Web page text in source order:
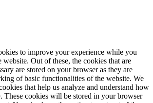
to improve your experience while you
website. Out of these, the cookies that are
are stored on your browser as they are
of basic functionalities of the website. We
that help us analyze and understand how
These cookies will be stored in your browser